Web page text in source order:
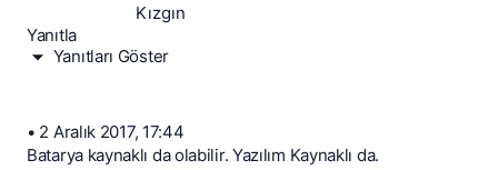
Kızgın
Yanıtla
Yanıtları Göster
• 2 Aralık 2017, 17:44
Batarya kaynaklı da olabilir. Yazılım Kaynaklı da.